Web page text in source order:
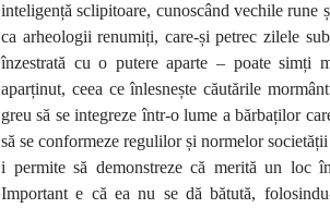
inteligență sclipitoare, cunoscând vechile
ca arheologii renumiți, care-și petrec zilele
înzestrată cu o putere aparte – poate simți
aparținut, ceea ce înlesnește căutările
greu să se integreze într-o lume a bărbaților
să se conformeze regulilor și normelor
i permite să demonstreze că merită un loc
Important e că ea nu se dă bătută,